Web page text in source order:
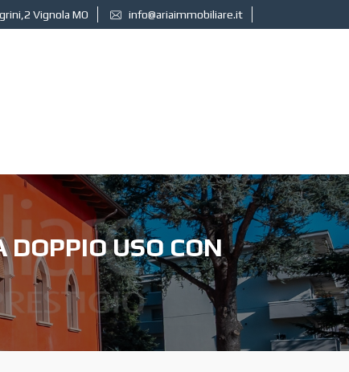
Vignola MO info@ariaimmobiliare.it
USO CON